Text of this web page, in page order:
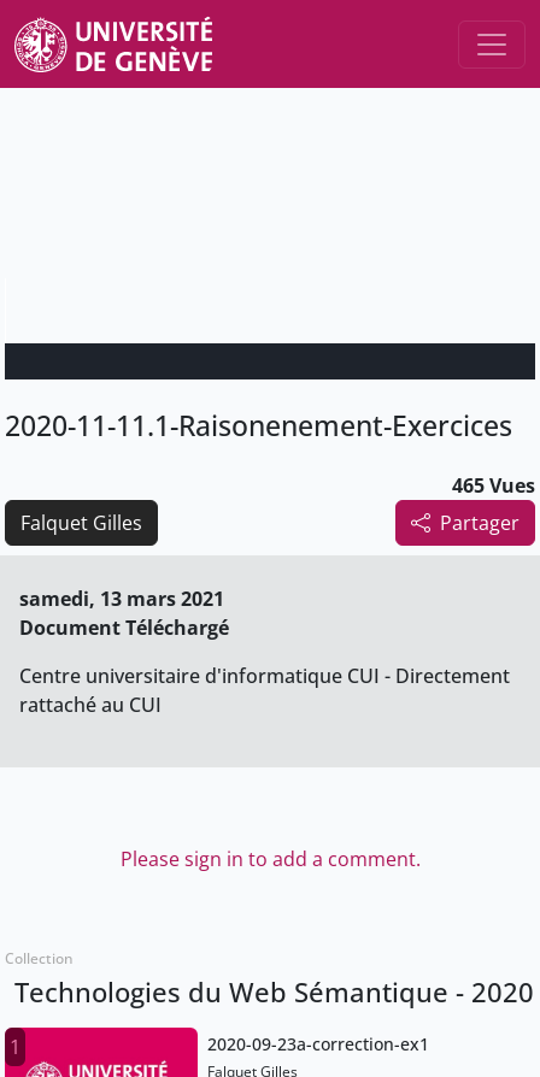
2020-11-11.1-Raisonenement-Exercices
465 Vues
Partager
Falquet Gilles
samedi, 13 mars 2021
Document Téléchargé
Centre universitaire d'informatique CUI - Directement
rattaché au CUI
Please sign in to add a comment.
Collection
Technologies du Web Sémantique - 2020
1 2020-09-23a-correction-ex1
Falquet Gilles